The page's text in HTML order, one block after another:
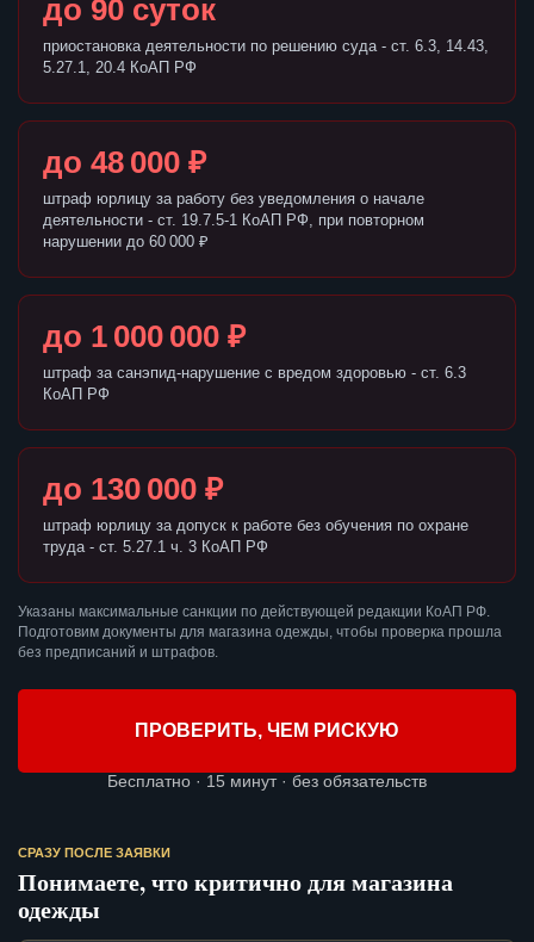
до 90 суток
приостановка деятельности по решению суда - ст. 6.3, 14.43,
5.27.1, 20.4 КоАП РФ
до 48 000 ₽
штраф юрлицу за работу без уведомления о начале
деятельности - ст. 19.7.5-1 КоАП РФ, при повторном
нарушении до 60 000 ₽
до 1 000 000 ₽
штраф за санэпид-нарушение с вредом здоровью - ст. 6.3
КоАП РФ
до 130 000 ₽
штраф юрлицу за допуск к работе без обучения по охране
труда - ст. 5.27.1 ч. 3 КоАП РФ
Указаны максимальные санкции по действующей редакции КоАП РФ.
Подготовим документы для магазина одежды, чтобы проверка прошла
без предписаний и штрафов.
ПРОВЕРИТЬ, ЧЕМ РИСКУЮ
Бесплатно · 15 минут · без обязательств
СРАЗУ ПОСЛЕ ЗАЯВКИ
Понимаете, что критично для магазина
одежды